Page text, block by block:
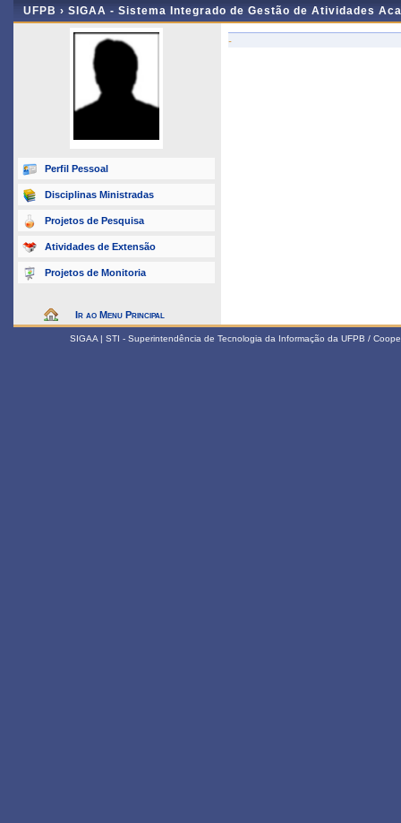
UFPB › SIGAA - Sistema Integrado de Gestão de Atividades
Perfil Pessoal
Disciplinas Ministradas
Projetos de Pesquisa
Atividades de Extensão
Projetos de Monitoria
Ir ao Menu Principal
-
SIGAA | STI - Superintendência de Tecnologia da Informação da UFPB /